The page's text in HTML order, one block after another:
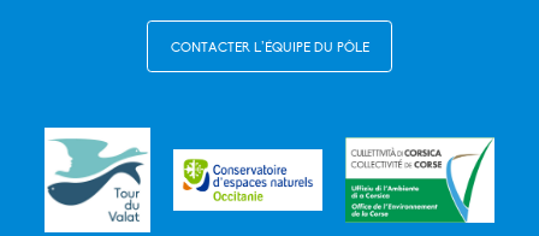
CONTACTER L’ÉQUIPE DU PÔLE